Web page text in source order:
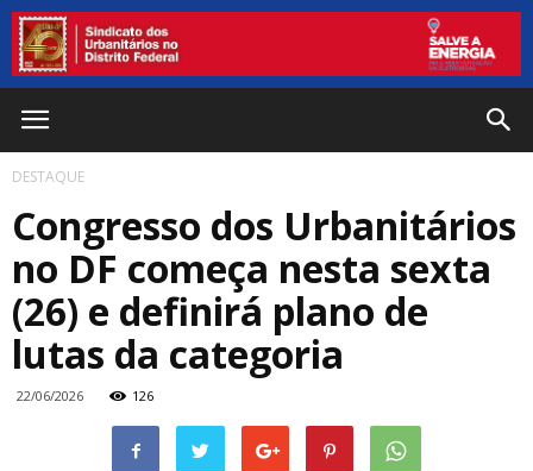
DESTAQUE
Congresso dos Urbanitários
no DF começa nesta sexta
(26) e definirá plano de
lutas da categoria
22/06/2026 126